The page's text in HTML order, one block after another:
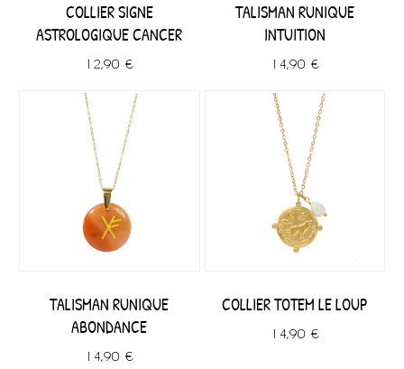
COLLIER SIGNE
ASTROLOGIQUE CANCER
12,90 €
TALISMAN RUNIQUE
INTUITION
14,90 €
TALISMAN RUNIQUE
ABONDANCE
14,90 €
COLLIER TOTEM LE LOUP
14,90 €